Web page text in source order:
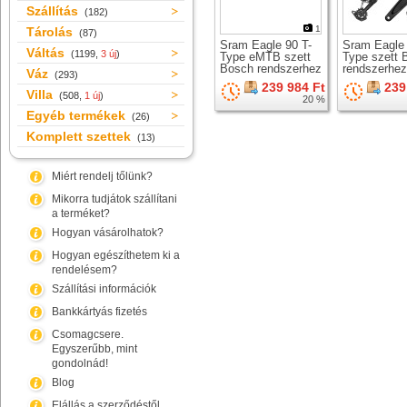
Szállítás (182)
Tárolás (87)
Váltás (1199, 3 új)
Váz (293)
Villa (508, 1 új)
Egyéb termékek (26)
Komplett szettek (13)
Miért rendelj tőlünk?
Mikorra tudjátok szállítani
a terméket?
Hogyan vásárolhatok?
Hogyan egészíthetem ki a
rendelésem?
Szállítási információk
Bankkártyás fizetés
Csomagcsere.
Egyszerűbb, mint
gondolnád!
Blog
1
Sram Eagle 90 T-
Type eMTB szett
Bosch rendszerhez
239 984 Ft
20 %
Sram Eagle
Type szett
rendszerhez